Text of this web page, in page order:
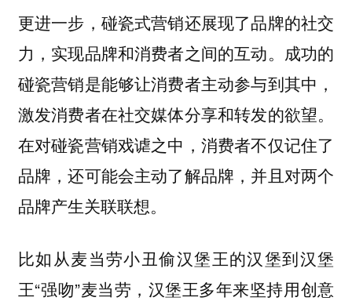
更进一步，碰瓷式营销还展现了品牌的社交
力，实现品牌和消费者之间的互动。 成功的
碰瓷营销是能够让消费者主动参与到其中，
激发消费者在社交媒体分享和转发的欲望。
在对碰瓷营销戏谑之中，消费者不仅记住了
品牌，还可能会主动了解品牌，并且对两个
品牌产生关联联想。
比如从麦当劳小丑偷汉堡王的汉堡到汉堡
王“强吻”麦当劳，汉堡王多年来坚持用创意